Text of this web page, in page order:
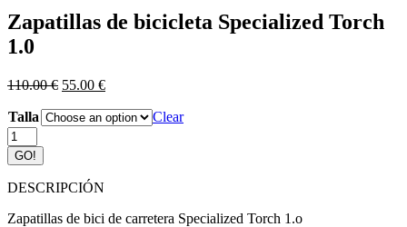
Zapatillas de bicicleta Specialized Torch
1.0
110.00€ 55.00 €
Talla
Clear
Zapatillas
de
bicicleta
Specialized
1.0
GO!
DESCRIPCIÓN
Zapatillas de bici de carretera Specialized Torch 1.o